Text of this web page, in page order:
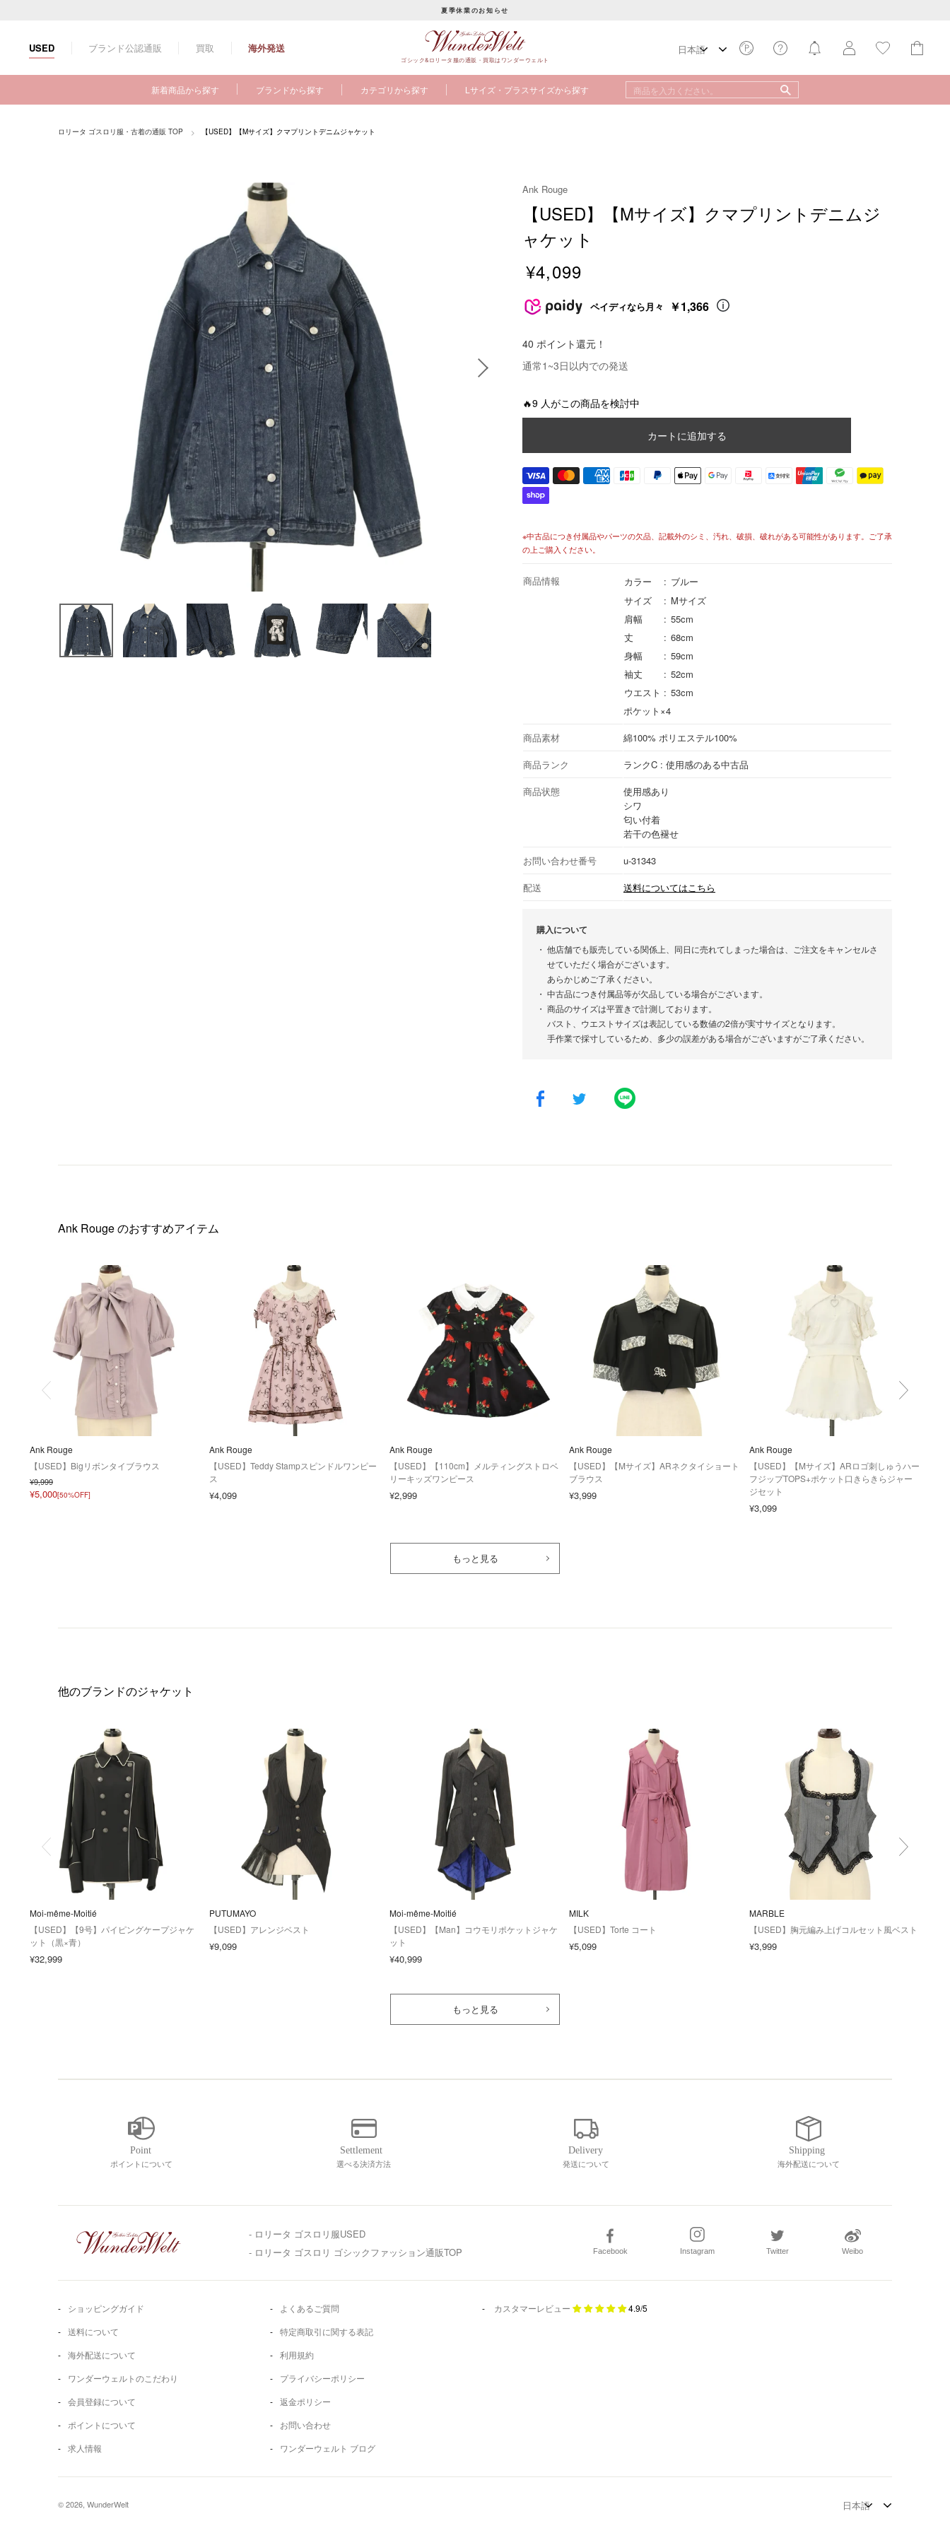
ス
ラ
イ
シ
夏季休業のお知らせ
USED ブランド公認通販 買取 海外発送
ゴシック&ロリータ服の通販・買取はワンダーウェルト
新着商品から探す ブランドから探す カテゴリから探す Lサイズ・プラスサイズから探す
ロリータ ゴスロリ服・古着の通販 TOP 【USED】【Mサイズ】クマプリントデニムジャケット
Ank Rouge
【USED】【Mサイズ】クマプリントデニムジ
ャケット
売
価
格
¥4,099
ペイディなら月々 ￥1,366
40 ポイント還元！
通常1~3日以内での発送
🔥9 人がこの商品を検討中
カートに追加する
※中古品につき付属品やパーツの欠品、記載外のシミ、汚れ、破損、破れがある可能性があります。ご了承
の上ご購入ください。
商品情報 カラー
ブルー
サイズ
Mサイズ
肩幅
55cm
丈
68cm
身幅
59cm
袖丈
52cm
ウエスト
53cm
ポケット×4
商品素材
綿100% ポリエステル100%
商品ランク
ランクC : 使用感のある中古品
商品状態
使用感あり
シワ
匂い付着
若干の色褪せ
お問い合わせ番号
u-31343
配送
送料についてはこちら
購入について
他店舗でも販売している関係上、同日に売れてしまった場合は、ご注文をキャンセルさ
せていただく場合がございます。
あらかじめご了承ください。
中古品につき付属品等が欠品している場合がございます。
商品のサイズは平置きで計測しております。
バスト、ウエストサイズは表記している数値の2倍が実寸サイズとなります。
手作業で採寸しているため、多少の誤差がある場合がございますがご了承ください。
Ank Rougeのおすすめアイテム
Ank Rouge
【USED】Bigリボンタイブラウス
¥9,999
¥5,000[50%OFF]
Ank Rouge
【USED】Teddy Stampスピンドルワンピー
ス
¥4,099
Ank Rouge
【USED】【110cm】メルティングストロベ
リーキッズワンピース
¥2,999
Ank Rouge
【USED】【Mサイズ】ARネクタイショート
ブラウス
¥3,999
Ank Rouge
【USED】【Mサイズ】ARロゴ刺しゅうハー
フジップTOPS+ポケット口きらきらジャー
ジセット
¥3,099
もっと見る
他のブランドのジャケット
Moi-même-Moitié
【USED】【9号】パイピングケープジャケ
ット（黒×青）
¥32,999
PUTUMAYO
【USED】アレンジベスト
¥9,099
Moi-même-Moitié
【USED】【Man】コウモリポケットジャケ
ット
¥40,999
MILK
【USED】Torte コート
¥5,099
MARBLE
【USED】胸元編み上げコルセット風ベスト
¥3,999
もっと見る
ポイントについて 選べる決済方法 発送について 海外配送について
- ロリータ ゴスロリ服USED
- ロリータ ゴスロリ ゴシックファッション通販TOP
Facebook Instagram Twitter Weibo
ショッピングガイド
送料について
海外配送について
ワンダーウェルトのこだわり
会員登録について
ポイントについて
求人情報
よくあるご質問
特定商取引に関する表記
利用規約
プライバシーポリシー
返金ポリシー
お問い合わせ
ワンダーウェルト ブログ
カスタマーレビュー 4.9/5
© 2026, WunderWelt